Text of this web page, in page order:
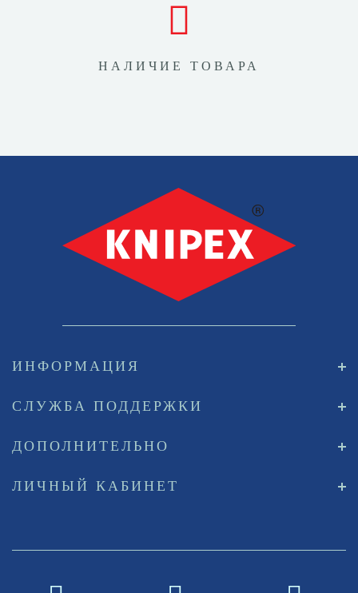
НАЛИЧИЕ ТОВАРА
ИНФОРМАЦИЯ
СЛУЖБА ПОДДЕРЖКИ
ДОПОЛНИТЕЛЬНО
ЛИЧНЫЙ КАБИНЕТ